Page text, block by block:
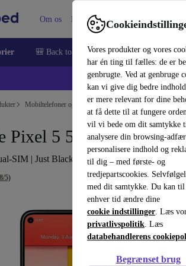
Vores produkter og vores
har én ting til fælles: de er
genbrugte. Ved at genbruge
kan vi give dig bedre
er mere relevant for dine
at få dette til at fungere
vil vi bede om dit samtykke
analysere din browsing-
personalisere indhold og
til dig – med første- og
tredjepartscookies.
med dit samtykke. Du kan til
enhver tid ændre dine
cookie indstillinger. Læs
privatlivspolitik. Læs
databehandlerens
Begrænset brug
Om os Hjælp
🎒 Back to school Smartphones
💻
Mobiltelefoner og smartphones Google Pixel,
Pixel 5 5G
SIM | Just Black
5)